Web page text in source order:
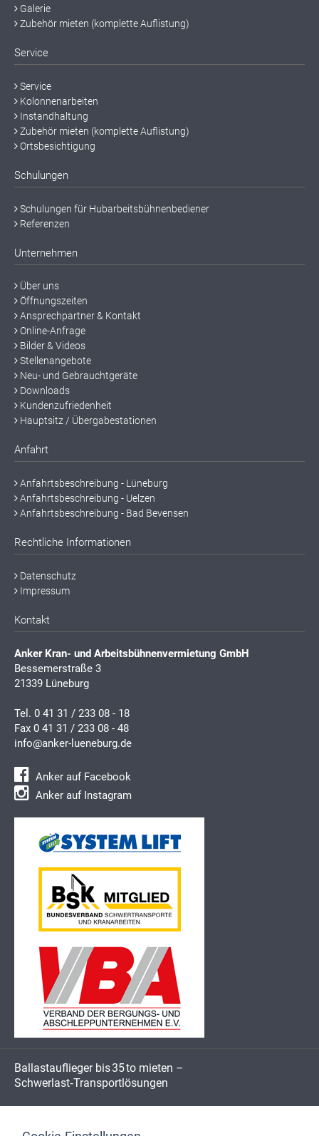
Galerie
Zubehör mieten (komplette Auflistung)
Service
Service
Kolonnenarbeiten
Instandhaltung
Zubehör mieten (komplette Auflistung)
Ortsbesichtigung
Schulungen
Schulungen für Hubarbeitsbühnenbediener
Referenzen
Unternehmen
Über uns
Öffnungszeiten
Ansprechpartner & Kontakt
Online-Anfrage
Bilder & Videos
Stellenangebote
Neu- und Gebrauchtgeräte
Downloads
Kundenzufriedenheit
Hauptsitz / Übergabestationen
Anfahrt
Anfahrtsbeschreibung - Lüneburg
Anfahrtsbeschreibung - Uelzen
Anfahrtsbeschreibung - Bad Bevensen
Rechtliche Informationen
Datenschutz
Impressum
Kontakt
Anker Kran- und Arbeitsbühnenvermietung GmbH
Bessemerstraße 3
21339 Lüneburg
Tel. 0 41 31 / 233 08 - 18
Fax 0 41 31 / 233 08 - 48
info@anker-lueneburg.de
Anker auf Facebook
Anker auf Instagram
Ballastauflieger bis 35 to mieten –
Schwerlast‑Transportlösungen